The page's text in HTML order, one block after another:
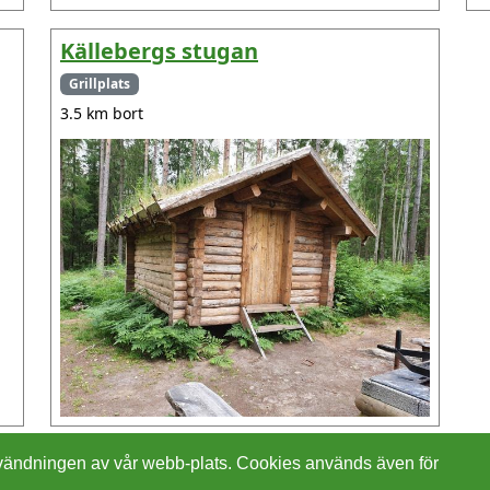
Källebergs stugan
Grillplats
3.5 km bort
av vår webb-plats. Cookies används även för